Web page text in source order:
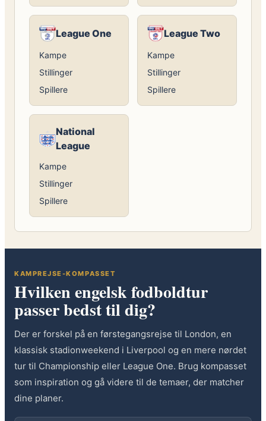
League One
Kampe
Stillinger
Spillere
League Two
Kampe
Stillinger
Spillere
National
League
Kampe
Stillinger
Spillere
KAMPREJSE-KOMPASSET
Hvilken engelsk fodboldtur
passer bedst til dig?
Der er forskel på en førstegangsrejse til London, en
klassisk stadionweekend i Liverpool og en mere nørdet
tur til Championship eller League One. Brug kompasset
som inspiration og gå videre til de temaer, der matcher
dine planer.